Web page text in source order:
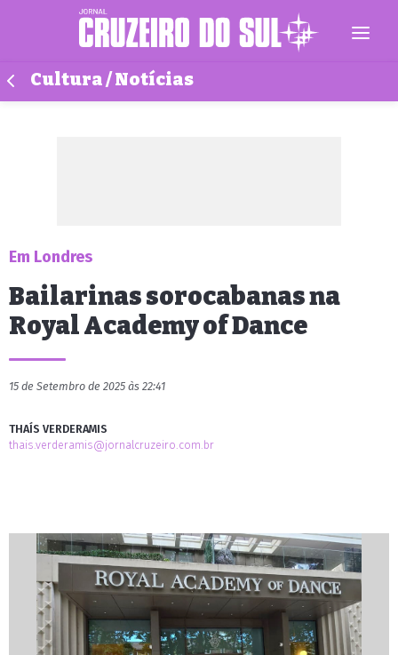
Cultura / Notícias
Em Londres
Bailarinas sorocabanas na
Royal Academy of Dance
15 de Setembro de 2025 às 22:41
THAÍS VERDERAMIS
thais.verderamis@jornalcruzeiro.com.br